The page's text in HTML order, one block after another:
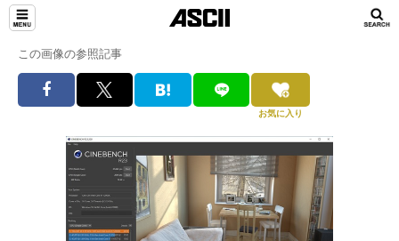
この画像の参照記事
お気に入り